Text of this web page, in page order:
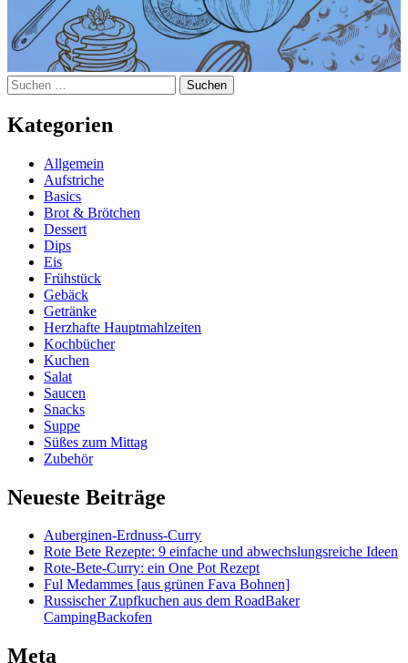
Suchen
nach:
Kategorien
Allgemein
Aufstriche
Basics
Brot & Brötchen
Dessert
Dips
Eis
Frühstück
Gebäck
Getränke
Herzhafte Hauptmahlzeiten
Kochbücher
Kuchen
Salat
Saucen
Snacks
Suppe
Süßes zum Mittag
Zubehör
Neueste Beiträge
Auberginen-Erdnuss-Curry
Rote Bete Rezepte: 9 einfache und abwechslungsreiche Ideen
Rote-Bete-Curry: ein One Pot Rezept
Ful Medammes [aus grünen Fava Bohnen]
Russischer Zupfkuchen aus dem RoadBaker
CampingBackofen
Meta